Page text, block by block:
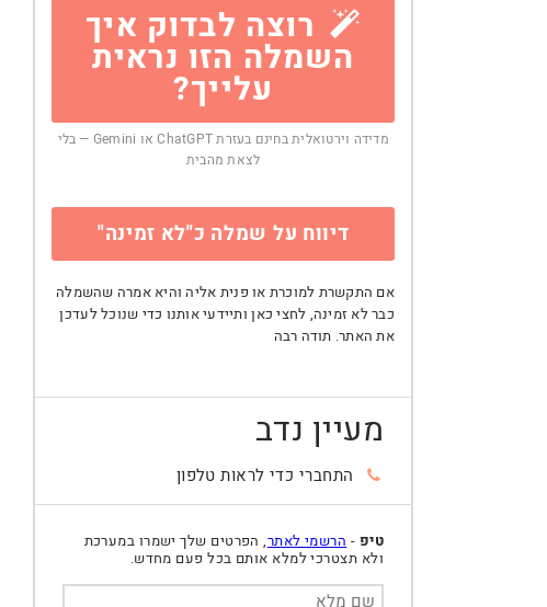
רוצה לבדוק איך
השמלה הזו נראית
עלייך?
מדידה וירטואלית בחינם בעזרת ChatGPT או Gemini — בלי
לצאת מהבית
דיווח על שמלה כ"לא זמינה"
אם התקשרת למוכרת או פנית אליה והיא אמרה שהשמלה
כבר לא זמינה, לחצי כאן ותיידעי אותנו כדי שנוכל לעדכן
את האתר. תודה רבה
מעיין נדב
התחברי כדי לראות טלפון
טיפ - הרשמי לאתר, הפרטים שלך ישמרו במערכת
ולא תצטרכי למלא אותם בכל פעם מחדש.